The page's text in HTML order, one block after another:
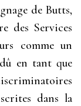
de Butts,
des Services
comme un
en tant que
dans la